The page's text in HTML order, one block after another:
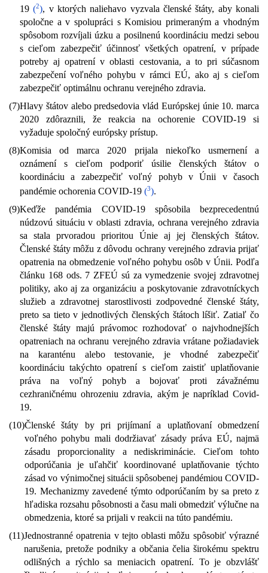
19(2), v ktorých naliehavo vyzvala členské štáty, aby konali
spoločne a v spolupráci s Komisiou primeraným a vhodným
spôsobom rozvíjali úzku a posilnenú koordináciu medzi sebou
s cieľom zabezpečiť účinnosť všetkých opatrení, v prípade
potreby aj opatrení v oblasti cestovania, a to pri súčasnom
zabezpečení voľného pohybu v rámci EÚ, ako aj s cieľom
zabezpečiť optimálnu ochranu verejného zdravia.
(7)Hlavy štátov alebo predsedovia vlád Európskej únie 10. marca
2020 zdôraznili, že reakcia na ochorenie COVID-19 si
vyžaduje spoločný európsky prístup.
(8)Komisia od marca 2020 prijala niekoľko usmernení a
oznámení s cieľom podporiť úsilie členských štátov o
koordináciu a zabezpečiť voľný pohyb v Únii v časoch
pandémie ochorenia COVID-19 (3).
(9)Keďže pandémia COVID-19 spôsobila bezprecedentnú
núdzovú situáciu v oblasti zdravia, ochrana verejného zdravia
sa stala prvoradou prioritou Únie aj jej členských štátov.
Členské štáty môžu z dôvodu ochrany verejného zdravia prijať
opatrenia na obmedzenie voľného pohybu osôb v Únii. Podľa
článku 168 ods. 7 ZFEÚ sú za vymedzenie svojej zdravotnej
politiky, ako aj za organizáciu a poskytovanie zdravotníckych
služieb a zdravotnej starostlivosti zodpovedné členské štáty,
preto sa tieto v jednotlivých členských štátoch líšiť. Zatiaľ čo
členské štáty majú právomoc rozhodovať o najvhodnejších
opatreniach na ochranu verejného zdravia vrátane požiadaviek
na karanténu alebo testovanie, je vhodné zabezpečiť
koordináciu takýchto opatrení s cieľom zaistiť uplatňovanie
práva na voľný pohyb a bojovať proti závažnému
cezhraničnému ohrozeniu zdravia, akým je napríklad Covid-
19.
(10)Členské štáty by pri prijímaní a uplatňovaní obmedzení
voľného pohybu mali dodržiavať zásady práva EÚ, najmä
zásadu proporcionality a nediskriminácie. Cieľom tohto
odporúčania je uľahčiť koordinované uplatňovanie týchto
zásad vo výnimočnej situácii spôsobenej pandémiou COVID-
19. Mechanizmy zavedené týmto odporúčaním by sa preto z
hľadiska rozsahu pôsobnosti a času mali obmedziť výlučne na
obmedzenia, ktoré sa prijali v reakcii na túto pandémiu.
(11)Jednostranné opatrenia v tejto oblasti môžu spôsobiť výrazné
narušenia, pretože podniky a občania čelia širokému spektru
odlišných a rýchlo sa meniacich opatrení. To je obzvlášť